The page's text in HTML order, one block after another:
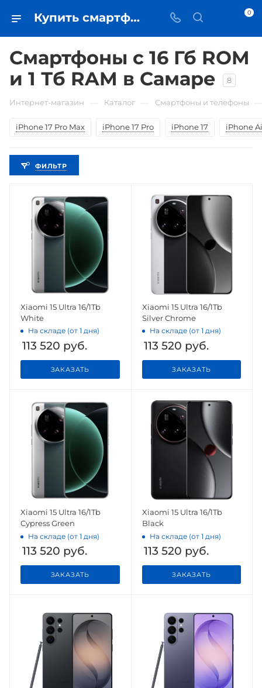
Купить смартфоны с 16 Гб ROM (оперативной памяти) и 1 Тб RAM (встроенной памяти) в Самаре - цена в iЧехол 0
Смартфоны с 16 Гб ROM
и 1 Тб RAM в Самаре
8
Интернет-магазин Каталог Смартфоны и телефоны
iPhone 17 Pro Max iPhone 17 Pro iPhone 17 iPhone
ФИЛЬТР
Xiaomi 15 Ultra 16/1Tb
White
На складе (от 1 дня)
113 520 руб.
ЗАКАЗАТЬ
Xiaomi 15 Ultra 16/1Tb
Silver Chrome
На складе (от 1 дня)
113 520 руб.
ЗАКАЗАТЬ
Xiaomi 15 Ultra 16/1Tb
Cypress Green
На складе (от 1 дня)
113 520 руб.
ЗАКАЗАТЬ
Xiaomi 15 Ultra 16/1Tb
Black
На складе (от 1 дня)
113 520 руб.
ЗАКАЗАТЬ